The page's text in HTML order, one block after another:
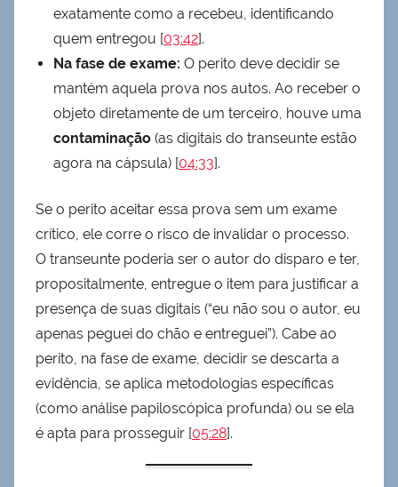
exatamente como a recebeu, identificando
quem entregou [03:42].
Na fase de exame: O perito deve decidir se
mantém aquela prova nos autos. Ao receber o
objeto diretamente de um terceiro, houve uma
contaminação (as digitais do transeunte estão
agora na cápsula) [04:33].
Se o perito aceitar essa prova sem um exame
crítico, ele corre o risco de invalidar o processo.
O transeunte poderia ser o autor do disparo e ter,
propositalmente, entregue o item para justificar a
presença de suas digitais (“eu não sou o autor, eu
apenas peguei do chão e entreguei”). Cabe ao
perito, na fase de exame, decidir se descarta a
evidência, se aplica metodologias específicas
(como análise papiloscópica profunda) ou se ela
é apta para prosseguir [05:28].